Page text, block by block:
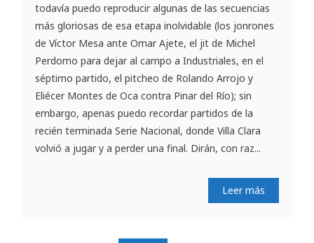
todavía puedo reproducir algunas de las secuencias
más gloriosas de esa etapa inolvidable (los jonrones
de Víctor Mesa ante Omar Ajete, el jit de Michel
Perdomo para dejar al campo a Industriales, en el
séptimo partido, el pitcheo de Rolando Arrojo y
Eliécer Montes de Oca contra Pinar del Río); sin
embargo, apenas puedo recordar partidos de la
recién terminada Serie Nacional, donde Villa Clara
volvió a jugar y a perder una final. Dirán, con raz...
Leer más